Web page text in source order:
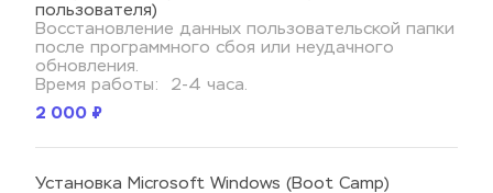
пользователя)
Восстановление данных пользовательской папки
после программного сбоя или неудачного
обновления.
Время работы:  2-4 часа.
2 000 ₽
Установка Microsoft Windows (Boot Camp)